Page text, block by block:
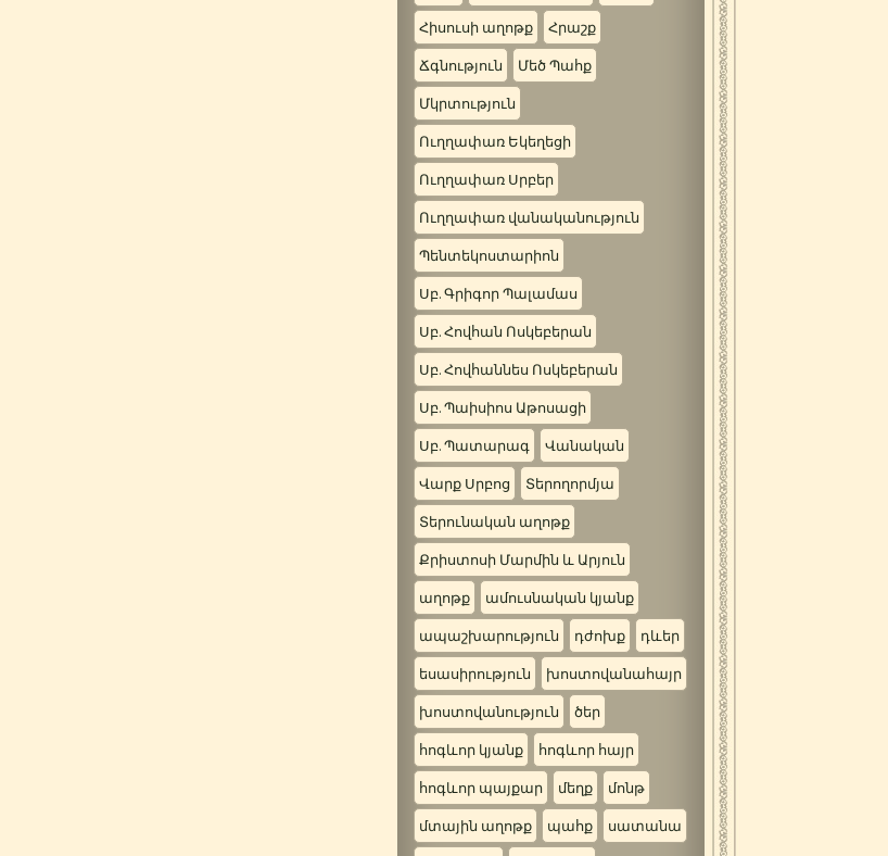
Հիսուսի աղոթք Հրաշք
Ճգնություն Մեծ Պահք
Մկրտություն
Ուղղափառ Եկեղեցի
Ուղղափառ Սրբեր
Ուղղափառ վանականություն
Պենտեկոստարիոն
Սբ. Գրիգոր Պալամաս
Սբ. Հովհան Ոսկեբերան
Սբ. Հովհաննես Ոսկեբերան
Սբ. Պաիսիոս Աթոսացի
Սբ. Պատարագ Վանական
Վարք Սրբոց Տերողորմյա
Տերունական աղոթք
Քրիստոսի Մարմին և Արյուն
աղոթք ամուսնական կյանք
ապաշխարություն դժոխք դևեր
եսասիրություն խոստովանահայր
խոստովանություն ծեր
հոգևոր կյանք հոգևոր հայր
հոգևոր պայքար մեղք մոնթ
մտային աղոթք պահք սատանա